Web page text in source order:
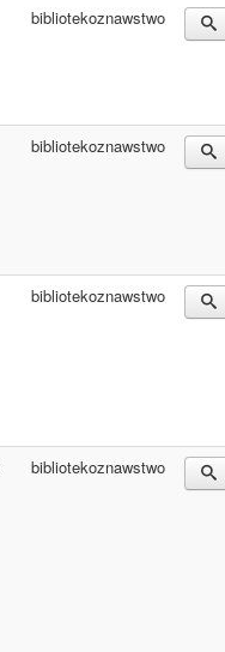
bibliotekoznawstwo
bibliotekoznawstwo
bibliotekoznawstwo
bibliotekoznawstwo